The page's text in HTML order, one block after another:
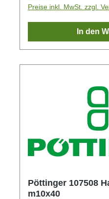
Preise inkl. MwSt. zzgl.
In den
Pöttinger 107508
m10x40